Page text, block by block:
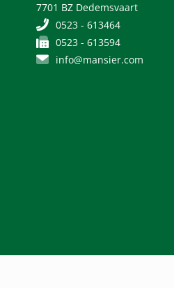
7701 BZ Dedemsvaart
0523 - 613464
0523 - 613594
info@mansier.com